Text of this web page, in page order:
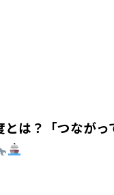
は？「つなが